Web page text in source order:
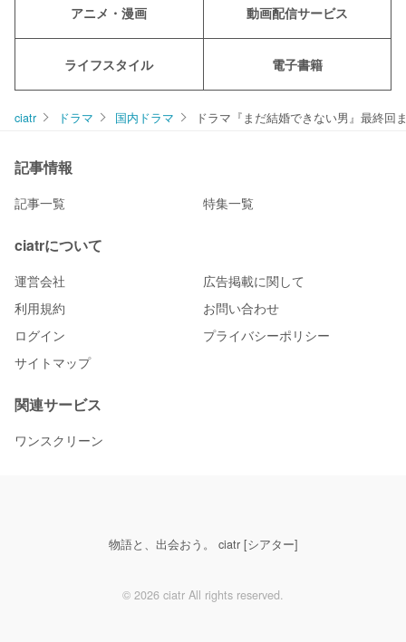
アニメ・漫画 動画配信サービス
ライフスタイル 電子書籍
ciatr ドラマ 国内ドラマ ドラマ『まだ結婚できない男』最終回
記事情報
記事一覧 特集一覧
ciatrについて
運営会社
広告掲載に関して
利用規約
お問い合わせ
ログイン
プライバシーポリシー
サイトマップ
関連サービス
ワンスクリーン
物語と、出会おう。 ciatr [シアター]
© 2026 ciatr All rights reserved.